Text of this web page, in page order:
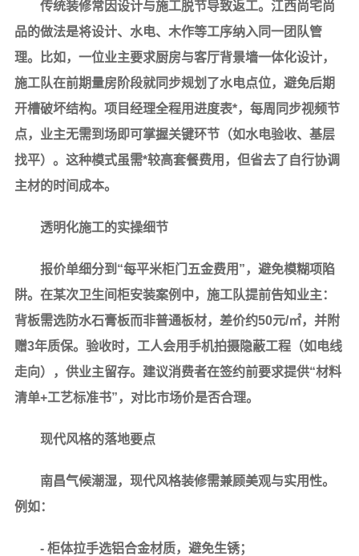
传统装修常因设计与施工脱节导致返工。 江西尚宅尚
品的做法是将设计、水电、木作等工序纳入同一团队管
理。比如，一位业主要求厨房与客厅背景墙一体化设计，
施工队在前期量房阶段就同步规划了水电点位，避免后期
开槽破坏结构。项目经理全程用进度表*，每周同步视频节
点，业主无需到场即可掌握关键环节（如水电验收、基层
找平）。这种模式虽需*较高套餐费用，但省去了自行协调
主材的时间成本。
透明化施工的实操细节
报价单细分到“每平米柜门五金费用”，避免模糊项陷
阱。在某次卫生间柜安装案例中，施工队提前告知业主：
背板需选防水石膏板而非普通板材，差价约50元/㎡，并附
赠3年质保。验收时，工人会用手机拍摄隐蔽工程（如电线
走向），供业主留存。建议消费者在签约前要求提供“材料
清单+工艺标准书”，对比市场价是否合理。
现代风格的落地要点
南昌气候潮湿，现代风格装修需兼顾美观与实用性。
例如：
- 柜体拉手选铝合金材质，避免生锈；